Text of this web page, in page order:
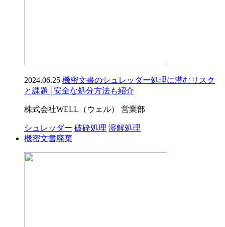
2024.06.25 機密文書のシュレッダー処理に潜むリスク
と課題│安全な処分方法も紹介
株式会社WELL（ウェル） 営業部
シュレッダー 破砕処理 溶解処理
機密文書廃棄